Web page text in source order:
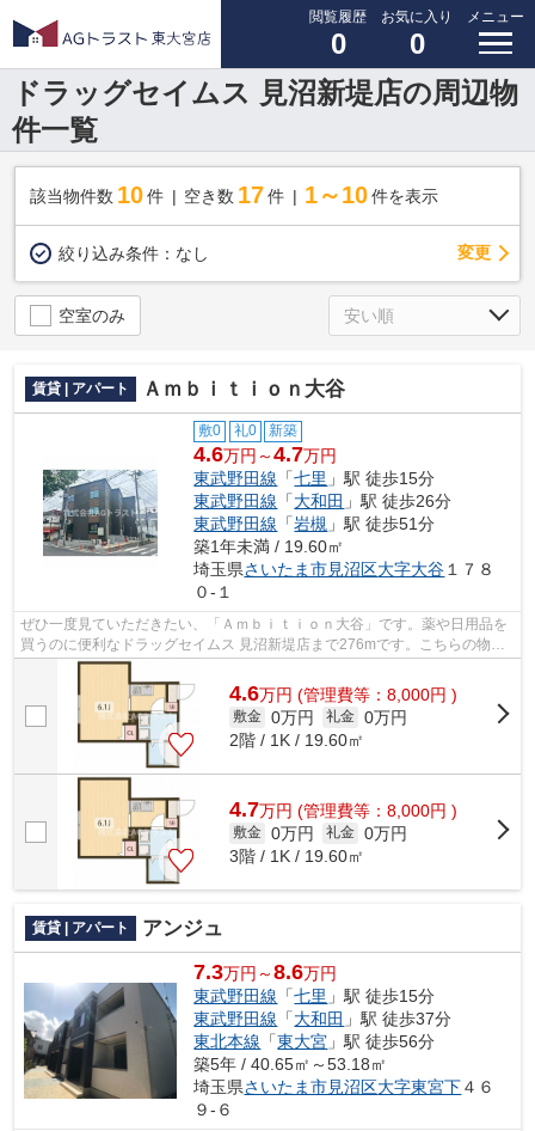
閲覧履歴
0
お気に入り
0
メニュー
ドラッグセイムス 見沼新堤店の周辺物
件一覧
該当物件数 10件 空き数 17 件 1～10 件を表示
絞り込み条件： なし 変更
空室のみ
賃貸 | アパート Ａｍｂｉｔｉｏｎ大谷
敷0 礼0 新築
4.6万円～4.7万円
東武野田線 「七里 」駅 徒歩15分
東武野田線 「大和田 」駅 徒歩26分
東武野田線 「岩槻 」駅 徒歩51分
築1年未満 / 19.60㎡
埼玉県さいたま市見沼区大字大谷 １７８
０-１
ぜひ一度見ていただきたい、「Ａｍｂｉｔｉｏｎ大谷」です。薬や日用品を
買うのに便利なドラッグセイムス 見沼新堤店まで276mです。こちらの物件
はアパートです。駅まで徒歩15分でアク...
4.6万円 (管理費等：8,000円 )
敷金 0万円 礼金 0万円
2階 / 1K / 19.60㎡
4.7万円 (管理費等：8,000円 )
敷金 0万円 礼金 0万円
3階 / 1K / 19.60㎡
賃貸 | アパート アンジュ
7.3万円～8.6万円
東武野田線 「七里 」駅 徒歩15分
東武野田線 「大和田 」駅 徒歩37分
東北本線 「東大宮 」駅 徒歩56分
築5年 / 40.65㎡～53.18㎡
埼玉県さいたま市見沼区大字東宮下４６
９-６